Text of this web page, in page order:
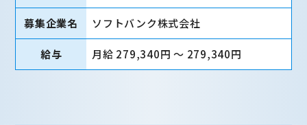
募集企業名 ソフトバンク株式会社
給与 月給 279,340円 〜 279,340円